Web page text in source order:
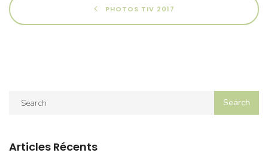
PHOTOS TIV 2017
Articles Récents